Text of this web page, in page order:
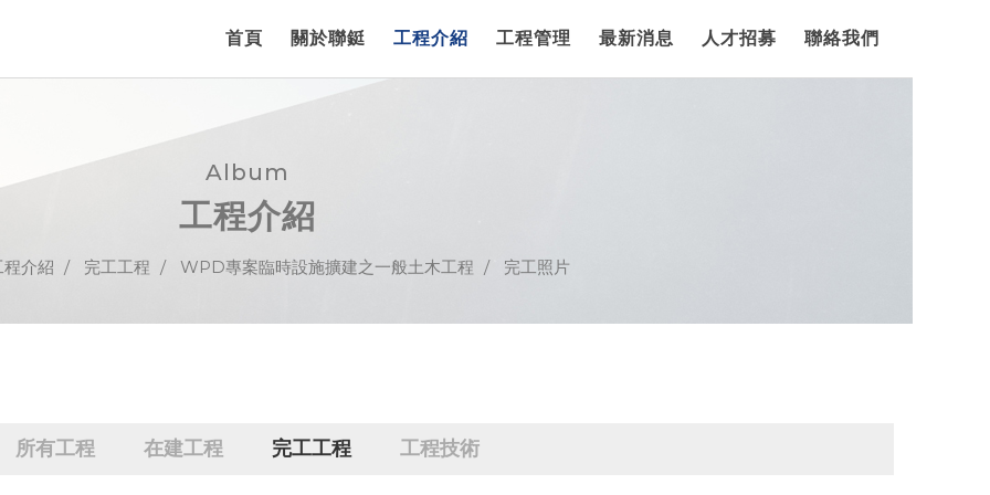
首頁 關於聯鋌 工程介紹 工程管理 最新消息 人才招募 聯絡我們
Album
工程介紹
程介紹 完工工程 WPD專案臨時設施擴建之一般土木工程 完工照片
所有工程 在建工程 完工工程 工程技術